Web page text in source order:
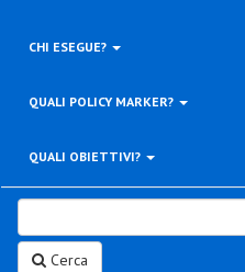
CHI ESEGUE?
QUALI POLICY MARKER?
QUALI OBIETTIVI?
Cerca